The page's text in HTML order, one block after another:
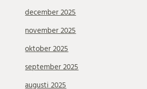
december 2025
november 2025
oktober 2025
september 2025
augusti 2025